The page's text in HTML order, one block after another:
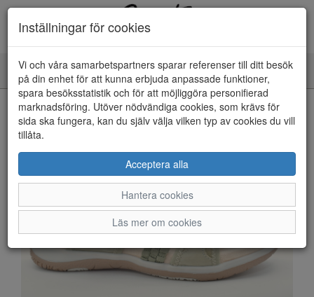
Toggle
navigation
HEM
Inställningar för cookies
Vi och våra samarbetspartners sparar referenser till ditt besök
på din enhet för att kunna erbjuda anpassade funktioner,
spara besöksstatistik och för att möjliggöra personifierad
marknadsföring. Utöver nödvändiga cookies, som krävs för
sida ska fungera, kan du själv välja vilken typ av cookies du vill
tillåta.
Acceptera alla
Hantera cookies
Läs mer om cookies